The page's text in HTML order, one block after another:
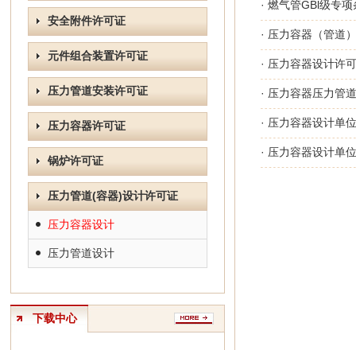
安全附件许可证
元件组合装置许可证
压力管道安装许可证
压力容器许可证
锅炉许可证
压力管道(容器)设计许可证
压力容器设计
压力管道设计
下载中心
· 燃气管GBl级专
· 压力容器（管道
· 压力容器设计许
· 压力容器压力管
· 压力容器设计单
· 压力容器设计单